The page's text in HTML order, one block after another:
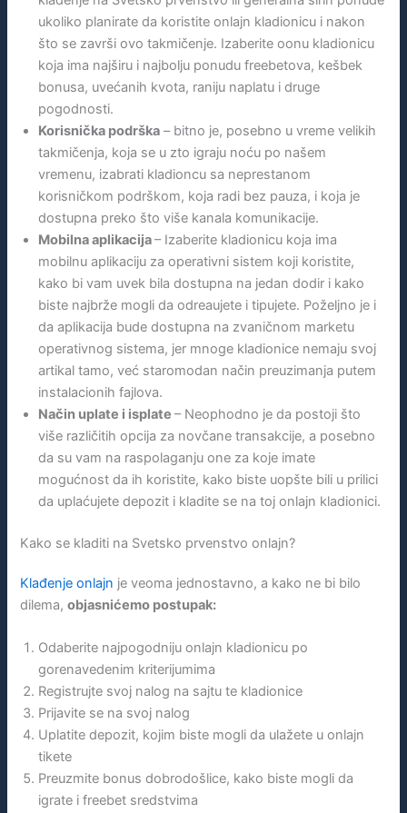
ukoliko planirate da koristite onlajn kladionicu i nakon
što se završi ovo takmičenje. Izaberite oonu kladionicu
koja ima najširu i najbolju ponudu freebetova, kešbek
bonusa, uvećanih kvota, raniju naplatu i druge
pogodnosti.
Korisnička podrška – bitno je, posebno u vreme velikih
takmičenja, koja se u zto igraju noću po našem
vremenu, izabrati kladioncu sa neprestanom
korisničkom podrškom, koja radi bez pauza, i koja je
dostupna preko što više kanala komunikacije.
Mobilna aplikacija– Izaberite kladionicu koja ima
mobilnu aplikaciju za operativni sistem koji koristite,
kako bi vam uvek bila dostupna na jedan dodir i kako
biste najbrže mogli da odreaujete i tipujete. Poželjno je i
da aplikacija bude dostupna na zvaničnom marketu
operativnog sistema, jer mnoge kladionice nemaju svoj
artikal tamo, već staromodan način preuzimanja putem
instalacionih fajlova.
Način uplate i isplate– Neophodno je da postoji što
više različitih opcija za novčane transakcije, a posebno
da su vam na raspolaganju one za koje imate
mogućnost da ih koristite, kako biste uopšte bili u prilici
da uplaćujete depozit i kladite se na toj onlajn kladionici.
Kako se kladiti na Svetsko prvenstvo onlajn?
Klađenje onlajn je veoma jednostavno, a kako ne bi bilo
dilema,objasnićemo postupak:
Odaberite najpogodniju onlajn kladionicu po
gorenavedenim kriterijumima
Registrujte svoj nalog na sajtu te kladionice
Prijavite se na svoj nalog
Uplatite depozit, kojim biste mogli da ulažete u onlajn
tikete
Preuzmite bonus dobrodošlice, kako biste mogli da
igrate i freebet sredstvima